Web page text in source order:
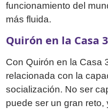
funcionamiento del
más fluida.
Quirón en la Casa
Con Quirón en la Casa
relacionada con la
socialización. No ser
puede ser un gran